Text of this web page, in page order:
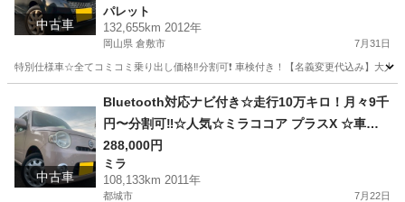
中古車
便利なバックカメラ付き☆ETC付き☆両側電動ス
ライドドア☆ドラレコ☆スマートキー☆フルオー
パレット
132,655km 2012年
岡山県 倉敷市 7月31日
特別仕様車☆全てコミコミ乗り出し価格‼️分割可❗️ 車検付き！【名義変更代込み】
中古車
Bluetooth対応ナビ付き☆走行10万キロ！月々9千
円〜分割可‼️☆人気☆ミラココア プラスX ☆車検2
年付き！【名義変更代込み】Bluetooth対応ナビ
付き☆走行中DVD見れます☆圧迫感無くおしゃれ
な内装☆ドライブレコーダー付き☆そのまま乗っ
288,000円
ミラ
108,133km 2011年
都城市 7月22日